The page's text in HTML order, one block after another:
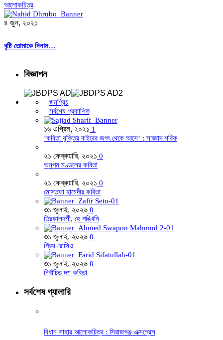
আলোকচিত্র
৪ জুন, ২০২১
বৃষ্টি তোমাকে দিলাম…
বিজ্ঞাপন
জনপ্রিয়
সর্বশেষ প্রকাশিত
১৬ এপ্রিল, ২০২১ 1
‘কবিতা যুক্তির বাইরের জগৎ থেকে আসে’ : সাজ্জাদ শরিফ
২১ ফেব্রুয়ারি, ২০২১ 0
অনুপম মণ্ডলের কবিতা
২১ ফেব্রুয়ারি, ২০২১ 0
মোস্তফা হামেদীর কবিতা
৩১ জুলাই, ২০২৬ 0
ত্রিকালদর্শী, হে পঙ্খিনি
৩১ জুলাই, ২০২৬ 0
প্রিয় রোসিও
৩১ জুলাই, ২০২৬ 0
নির্বাচিত দশ কবিতা
সর্বশেষ গ্যালারি
বিধান সাহার আলোকচিত্র : সিরাজগঞ্জ এক্সপ্রেস